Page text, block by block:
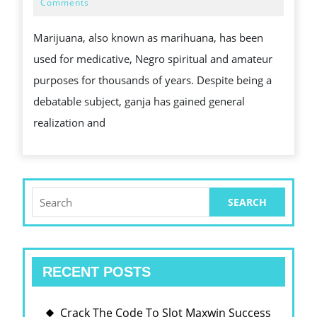
BENEFITS
OF
GANJA
Comments
Marijuana, also known as marihuana, has been
used for medicative, Negro spiritual and amateur
purposes for thousands of years. Despite being a
debatable subject, ganja has gained general
realization and
for:
RECENT POSTS
Crack The Code To Slot Maxwin Success